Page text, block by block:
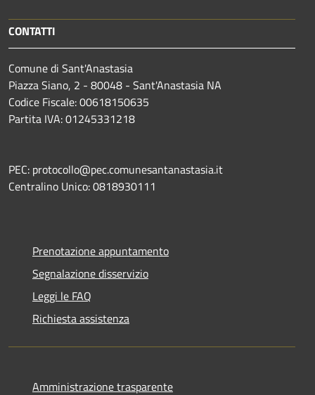
CONTATTI
Comune di Sant'Anastasia
Piazza Siano, 2 - 80048 - Sant'Anastasia NA
Codice Fiscale: 00618150635
Partita IVA: 01245331218
PEC: protocollo@pec.comunesantanastasia.it
Centralino Unico: 0818930111
Prenotazione appuntamento
Segnalazione disservizio
Leggi le FAQ
Richiesta assistenza
Amministrazione trasparente